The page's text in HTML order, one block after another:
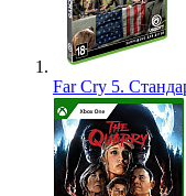
Far Cry 5.